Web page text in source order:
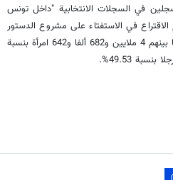
في السجلات الانتخابية "داخل تونس
في الاستفتاء على مشروع الدستور
الجديد 9 ملايين و278 ألفا و541 ناخبًا بينهم 4 ملايين و682 ألفا و642 امرأة بنسبة